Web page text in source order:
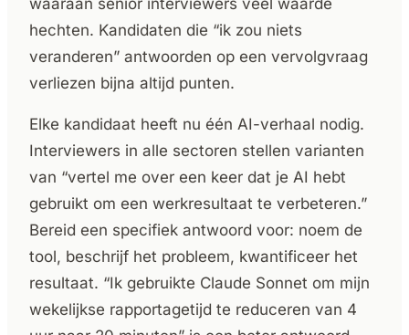
waaraan senior interviewers veel waarde
hechten. Kandidaten die “ik zou niets
veranderen” antwoorden op een vervolgvraag
verliezen bijna altijd punten.
Elke kandidaat heeft nu één AI-verhaal nodig.
Interviewers in alle sectoren stellen varianten
van “vertel me over een keer dat je AI hebt
gebruikt om een werkresultaat te verbeteren.”
Bereid een specifiek antwoord voor: noem de
tool, beschrijf het probleem, kwantificeer het
resultaat. “Ik gebruikte Claude Sonnet om mijn
wekelijkse rapportagetijd te reduceren van 4